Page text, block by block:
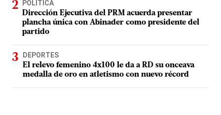
POLÍTICA
Dirección Ejecutiva del PRM acuerda presentar
plancha única con Abinader como presidente del
partido
DEPORTES
El relevo femenino 4x100 le da a RD su onceava
medalla de oro en atletismo con nuevo récord